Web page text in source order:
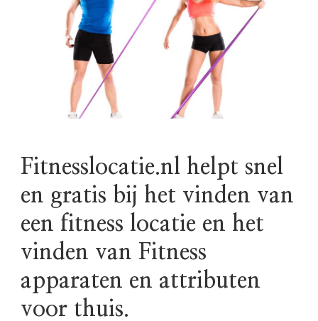
Fitnesslocatie.nl helpt snel
en gratis bij het vinden van
een fitness locatie en het
vinden van Fitness
apparaten en attributen
voor thuis.